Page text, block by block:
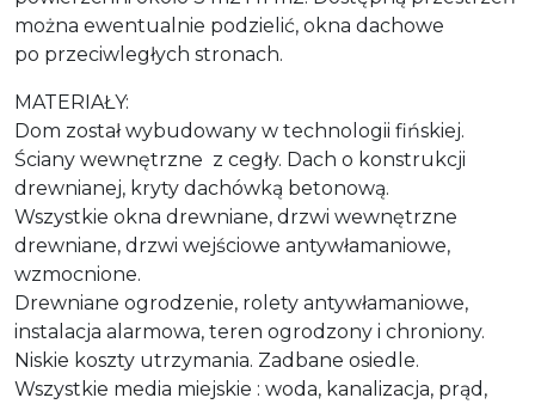
można ewentualnie podzielić, okna dachowe
po przeciwległych stronach.
MATERIAŁY:
Dom został wybudowany w technologii fińskiej.
Ściany wewnętrzne z cegły. Dach o konstrukcji
drewnianej, kryty dachówką betonową.
Wszystkie okna drewniane, drzwi wewnętrzne
drewniane, drzwi wejściowe antywłamaniowe,
wzmocnione.
Drewniane ogrodzenie, rolety antywłamaniowe,
instalacja alarmowa, teren ogrodzony i chroniony.
Niskie koszty utrzymania. Zadbane osiedle.
Wszystkie media miejskie : woda, kanalizacja, prąd,